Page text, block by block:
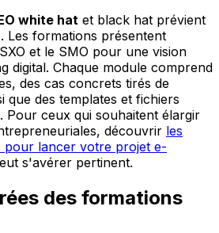
white hat et black hat prévient
Les formations présentent
et le SMO pour une vision
digital. Chaque module comprend
des cas concrets tirés de
que des templates et fichiers
Pour ceux qui souhaitent élargir
découvrir les
pour lancer votre projet e-
s'avérer pertinent.
des formations